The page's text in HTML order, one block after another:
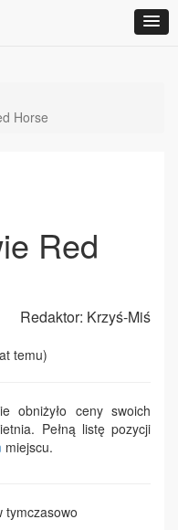
Horse
Red
Redaktor: Krzyś-Miś
temu)
obniżyło ceny swoich
Pełną listę pozycji
miejscu.
tymczasowo